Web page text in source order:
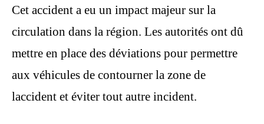
Cet accident a eu un impact majeur sur la
circulation dans la région. Les autorités ont dû
mettre en place des déviations pour permettre
aux véhicules de contourner la zone de
laccident et éviter tout autre incident.